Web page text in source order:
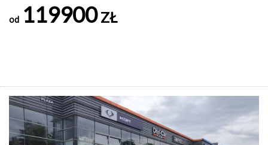
od 119900ZŁ